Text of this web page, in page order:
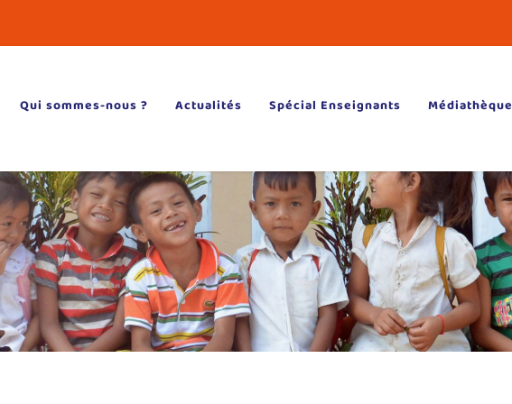
Qui sommes-nous ? Actualités Spécial Enseignants Médiathèque